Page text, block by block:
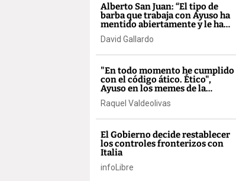
Alberto San Juan: “El tipo de
barba que trabaja con Ayuso ha
mentido abiertamente y le ha
salido gratis”
David Gallardo
"En todo momento he cumplido
con el código ático. Ético",
Ayuso en los memes de la
semana
Raquel Valdeolivas
El Gobierno decide restablecer
los controles fronterizos con
Italia
infoLibre